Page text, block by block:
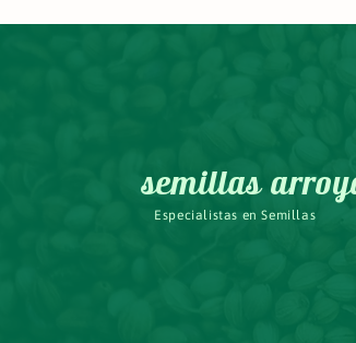
semillas
Especialistas en Semillas